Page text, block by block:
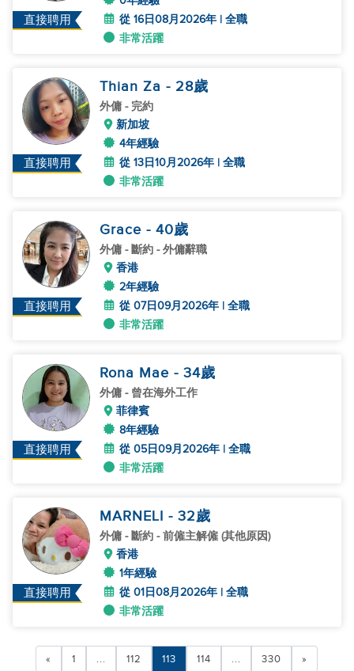
直接聘用
從 16日08月2026年 | 全職
非常活躍
直接聘用
Thian Za - 28歲
外傭 - 完約
新加坡
4年經驗
從 13日10月2026年 | 全職
非常活躍
直接聘用
Grace - 40歲
外傭 - 斷約 - 外傭辭職
香港
2年經驗
從 07日09月2026年 | 全職
非常活躍
直接聘用
Rona Mae - 34歲
外傭 - 曾在海外工作
菲律賓
8年經驗
從 05日09月2026年 | 全職
非常活躍
直接聘用
MARNELI - 32歲
外傭 - 斷約 - 前僱主解僱 (其他原因)
香港
1年經驗
從 01日08月2026年 | 全職
非常活躍
« 1 ... 112 113 114 ... 330 »